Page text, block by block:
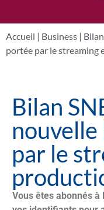
Accueil | Business |
portée par le streaming
Bilan
nouvelle
par le
Vous êtes abonnés à